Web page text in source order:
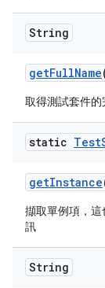
String
getFullName
取得測試套件的
static Test
getInstance
擷取單例項，
訊
String